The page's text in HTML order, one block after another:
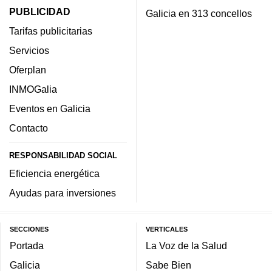
PUBLICIDAD
Tarifas publicitarias
Servicios
Oferplan
INMOGalia
Eventos en Galicia
Contacto
RESPONSABILIDAD SOCIAL
Eficiencia energética
Ayudas para inversiones
Galicia en 313 concellos
SECCIONES
Portada
Galicia
VERTICALES
La Voz de la Salud
Sabe Bien